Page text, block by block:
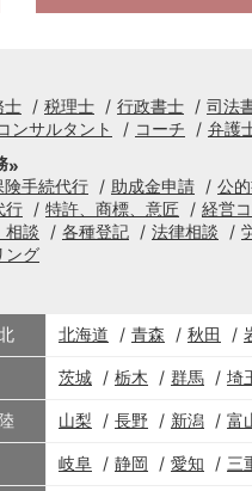
士
税理士 行政書士 司法
ンサルタント コーチ 弁護
手続代行
助成金申請 公
行
特許、商標、意匠 経営
相談
各種登記 法律相談
ング
北海道 青森 秋田
茨城 栃木 群馬 埼
山梨 長野 新潟 富
岐阜 静岡 愛知 三